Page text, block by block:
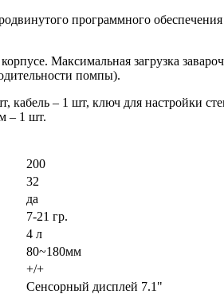
программного
Максимальная загрузка
помпы).
кабель – 1 шт, ключ для настройки
– 1 шт.
200
32
да
7-21 гр.
4 л
80~180мм
+/+
Сенсорный дисплей 7.1"